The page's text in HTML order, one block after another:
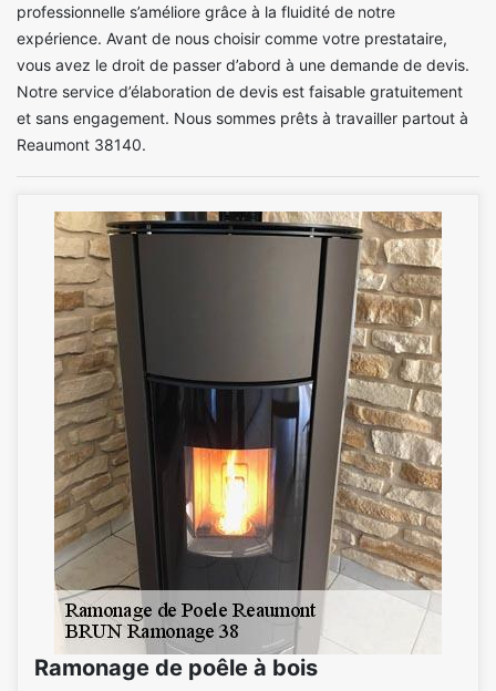
professionnelle s’améliore grâce à la fluidité de notre
expérience. Avant de nous choisir comme votre prestataire,
vous avez le droit de passer d’abord à une demande de devis.
Notre service d’élaboration de devis est faisable gratuitement
et sans engagement. Nous sommes prêts à travailler partout à
Reaumont 38140.
Ramonage de poêle à bois